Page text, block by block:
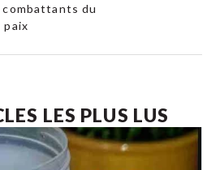
du
paix
LES PLUS LUS